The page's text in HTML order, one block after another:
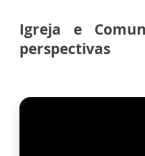
Igreja e
perspectivas